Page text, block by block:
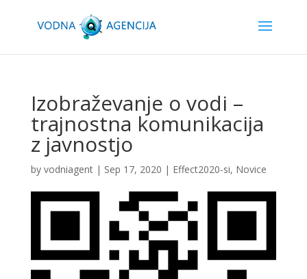
Izobraževanje o vodi –
trajnostna komunikacija
z javnostjo
by vodniagent| Sep 17, 2020 | Effect2020-si, Novice